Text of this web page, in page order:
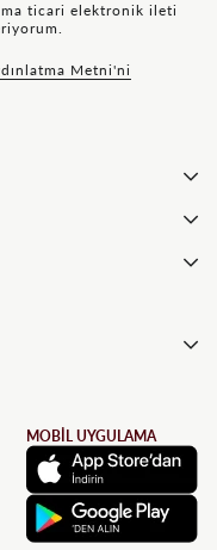
ticari elektronik ileti
Metni'ni
MOBİL UYGULAMA